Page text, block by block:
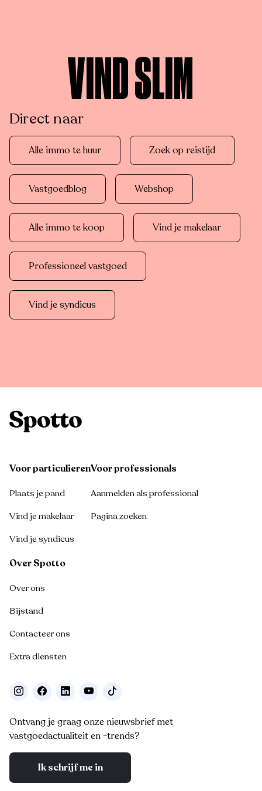
VIND SLIM
Direct naar
Alle immo te huur Zoek op reistijd
Vastgoedblog Webshop
Alle immo te koop Vind je makelaar
Professioneel vastgoed
Vind je syndicus
Voor particulieren
Plaats je pand
Vind je makelaar
Vind je syndicus
Voor professionals
Aanmelden als professional
Pagina zoeken
Over Spotto
Over ons
Bijstand
Contacteer ons
Extra diensten
Ontvang je graag onze nieuwsbrief met
vastgoedactualiteit en -trends?
Ik schrijf me in